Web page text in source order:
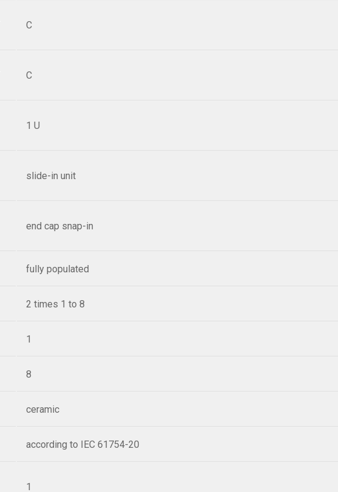
C
C
1 U
slide-in unit
end cap snap-in
fully populated
2 times 1 to 8
1
8
ceramic
according to IEC 61754-20
1